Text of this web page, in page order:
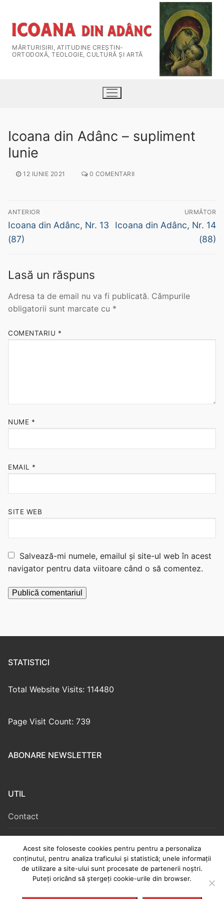
MĂRTURISIRI, ATITUDINE CREŞTIN-
ORTODOXĂ, TEOLOGIE, CULTURĂ ȘI ARTĂ
Despre Revistă
Contact
Icoana din Adânc – supliment
Iunie
12 IUNIE 2021 0 COMENTARII
ANTERIOR
Icoana din Adânc, Nr. 13
(87)
URMĂTOR
Icoana din Adânc, Nr. 14
(88)
Lasă un răspuns
Adresa ta de email nu va fi publicată. Câmpurile
obligatorii sunt marcate cu *
COMENTARIU *
NUME *
EMAIL *
SITE WEB
Salvează-mi numele, emailul și site-ul web în acest
navigator pentru data viitoare când o să comentez.
STATISTICI
Total Website Visits: 114480
Page Visit Count: 739
ABONARE NEWSLETTER
UTIL
Contact
Politica de confidențialitate și cookies
Termeni și condiții
Acest site foloseste cookies pentru pentru a personaliza
conținutul, pentru analiza traficului și statistică; unele informații
de utilizare a site-ului sunt procesate de partenerii noștri.
Puteți oricând să ștergeți cookie-urile din browser.